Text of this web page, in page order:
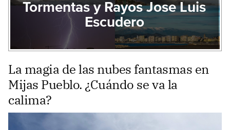
Tormentas y Rayos Jose Luis
Escudero
La magia de las nubes fantasmas en
Mijas Pueblo. ¿Cuándo se va la
calima?